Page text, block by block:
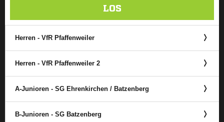
LOS
Herren - VfR Pfaffenweiler
Herren - VfR Pfaffenweiler 2
A-Junioren - SG Ehrenkirchen /​ Batzenberg
B-Junioren - SG Batzenberg